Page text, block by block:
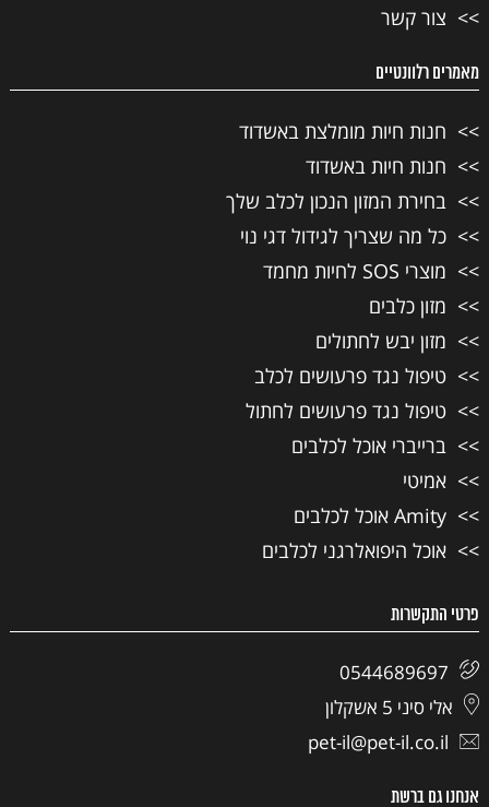
צור קשר
מאמרים רלוונטיים
חנות חיות מומלצת באשדוד
חנות חיות באשדוד
בחירת המזון הנכון לכלב שלך
כל מה שצריך לגידול דגי נוי
מוצרי SOS לחיות מחמד
מזון כלבים
מזון יבש לחתולים
טיפול נגד פרעושים לכלב
טיפול נגד פרעושים לחתול
ברייברי אוכל לכלבים
אמיטי
Amity אוכל לכלבים
אוכל היפואלרגני לכלבים
פרטי התקשרות
0544689697
אלי סיני 5 אשקלון
pet-il@pet-il.co.il
אנחנו גם ברשת